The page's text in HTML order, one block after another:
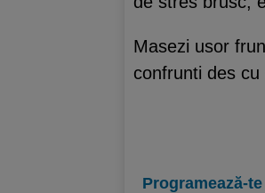
Masezi usor
confrunti des
Programează-